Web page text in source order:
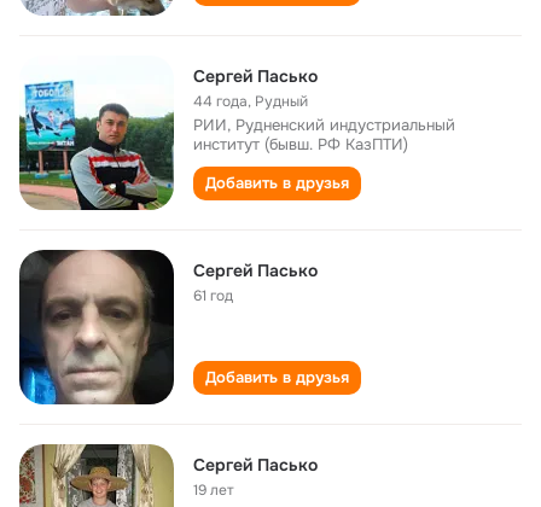
Сергей Пасько
44 года, Рудный
РИИ, Рудненский индустриальный
институт (бывш. РФ КазПТИ)
Добавить в друзья
Сергей Пасько
61 год
Добавить в друзья
Сергей Пасько
19 лет